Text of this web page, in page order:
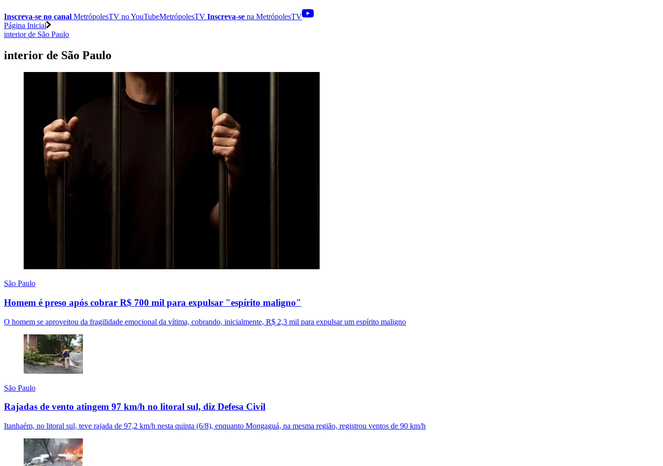
Inscreva-se no canal MetrópolesTV noYouTubeMetrópolesTV Inscreva-se na MetrópolesTV
Página Inicial
interior de São Paulo
interior de São Paulo
São Paulo
Homem é preso após cobrar R$ 700 mil para expulsar "espírito maligno"
O homem se aproveitou da fragilidade emocional da vítima, cobrando, inicialmente, R$ 2,3 mil para expulsar um espírito maligno
São Paulo
Rajadas de vento atingem 97 km/h no litoral sul, diz Defesa Civil
Itanhaém, no litoral sul, teve rajada de 97,2 km/h nesta quinta (6/8), enquanto Mongaguá, na mesma região, registrou ventos de 90 km/h